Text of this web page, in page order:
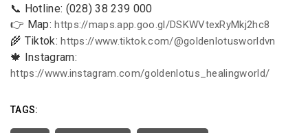
📞 Hotline: (028) 38 239 000
👉 Map:https://maps.app.goo.gl/DSKWVtexRyMkj2hc8
🌾 Tiktok:https://www.tiktok.com/@goldenlotusworldvn
🍁 Instagram:
https://www.instagram.com/goldenlotus_healingworld/
TAGS: